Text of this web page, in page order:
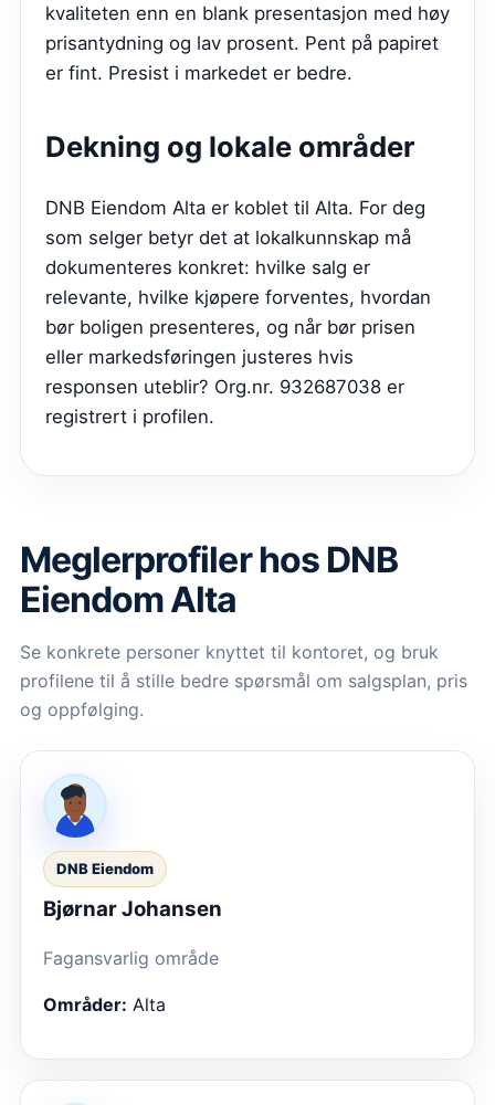
kvaliteten enn en blank presentasjon med høy
prisantydning og lav prosent. Pent på papiret
er fint. Presist i markedet er bedre.
Dekning og lokale områder
DNB Eiendom Alta er koblet til Alta. For deg
som selger betyr det at lokalkunnskap må
dokumenteres konkret: hvilke salg er
relevante, hvilke kjøpere forventes, hvordan
bør boligen presenteres, og når bør prisen
eller markedsføringen justeres hvis
responsen uteblir? Org.nr. 932687038 er
registrert i profilen.
Meglerprofiler hos DNB
Eiendom Alta
Se konkrete personer knyttet til kontoret, og bruk
profilene til å stille bedre spørsmål om salgsplan, pris
og oppfølging.
DNB Eiendom
Bjørnar Johansen
Fagansvarlig område
Områder: Alta